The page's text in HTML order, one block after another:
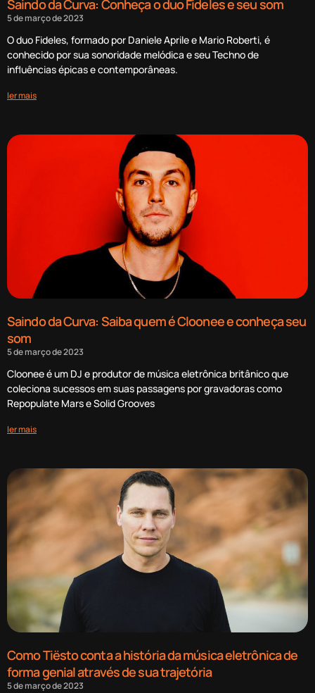
Saindo da Curva: Conheça o duo Fideles e seu som
5 de março de 2023
O duo Fideles, formado por Daniele Aprile e Mario Roberti, é
conhecido por sua sonoridade melódica e seu Techno de
influências épicas e contemporâneas.
ler mais
Saindo da Curva: Saiba quem é Cloonee e conheça seu
som
5 de março de 2023
Cloonee é um DJ e produtor de música eletrônica britânico que
coleciona sucessos em suas passagens por gravadoras como
Repopulate Mars e Solid Grooves
ler mais
Como Tiësto conta a história da música eletrônica de
forma genial através de sua trajetória
5 de março de 2023